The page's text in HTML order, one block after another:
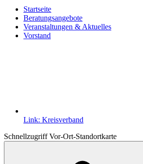
Startseite
Beratungsangebote
Veranstaltungen & Aktuelles
Vorstand
Link: Kreisverband
Schnellzugriff Vor-Ort-Standortkarte